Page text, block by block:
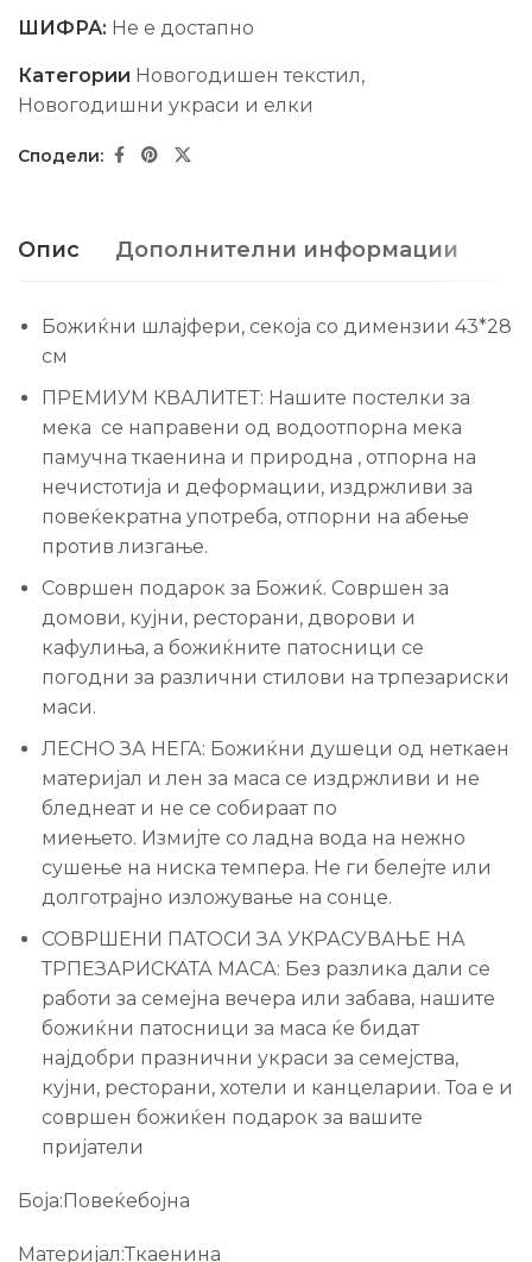
ШИФРА: Не е достапно
Категории Новогодишен текстил,
Новогодишни украси и елки
Опис Дополнителни информации
Божиќни шлајфери, секоја со димензии 43*28
см
ПРЕМИУМ КВАЛИТЕТ: Нашите постелки за
мека се направени од водоотпорна мека
памучна ткаенина и природна , отпорна на
нечистотија и деформации, издржливи за
повеќекратна употреба, отпорни на абење
против лизгање.
Совршен подарок за Божиќ. Совршен за
домови, кујни, ресторани, дворови и
кафулиња, а божиќните патосници се
погодни за различни стилови на трпезариски
маси.
ЛЕСНО ЗА НЕГА: Божиќни душеци од неткаен
материјал и лен за маса се издржливи и не
бледнеат и не се собираат по
миењето. Измијте со ладна вода на нежно
сушење на ниска темпера. Не ги белејте или
долготрајно изложување на сонце.
СОВРШЕНИ ПАТОСИ ЗА УКРАСУВАЊЕ НА
ТРПЕЗАРИСКАТА МАСА: Без разлика дали се
работи за семејна вечера или забава, нашите
божиќни патосници за маса ќе бидат
најдобри празнични украси за семејства,
кујни, ресторани, хотели и канцеларии. Тоа е и
совршен божиќен подарок за вашите
пријатели
Боја:Повеќебојна
Материјал:Ткаенина